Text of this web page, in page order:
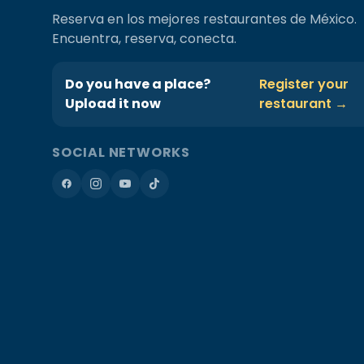
Reserva en los mejores restaurantes de México.
Encuentra, reserva, conecta.
Do you have a place?
Upload it now
Register your
restaurant →
SOCIAL NETWORKS